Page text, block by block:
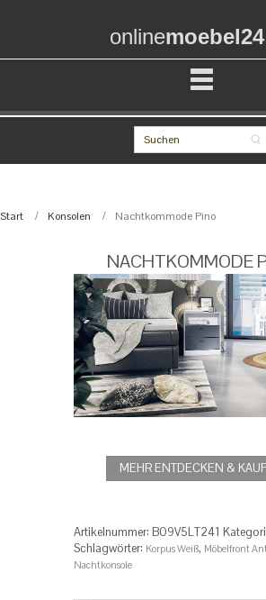
onlinemoebel24
Start Konsolen Nachtkommode Pino
NACHTKOMMODE
MEHR ENTDECKEN &
Artikelnummer: B09V5LT241
Schlagwörter: Korpus Weiß, Möbelfront
Nachtkonsole